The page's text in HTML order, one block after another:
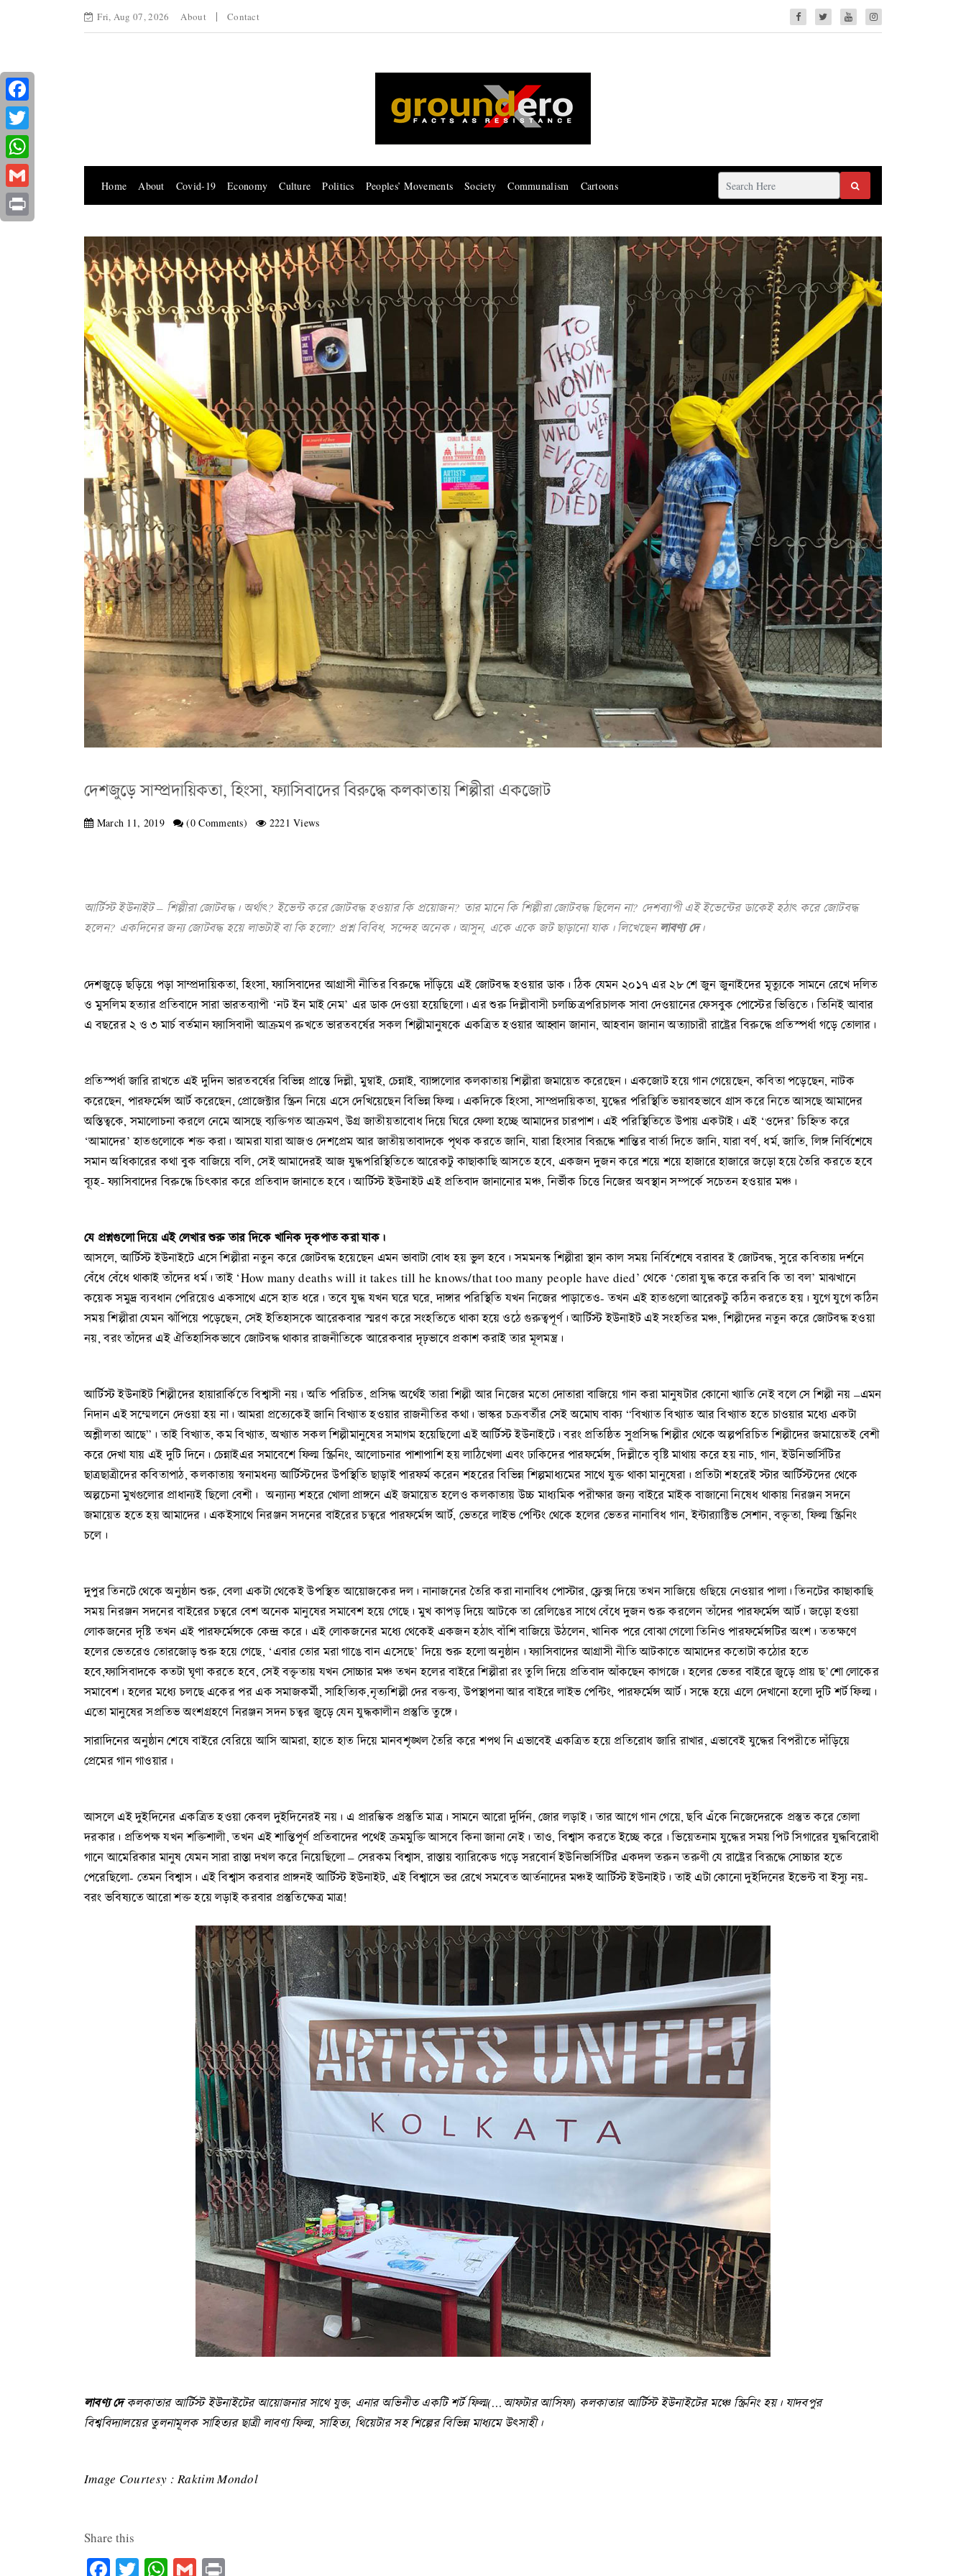
Fri, Aug 07, 2026 About Contact
Home About Covid-19 Economy Culture Politics Peoples’ Movements Society Communalism Cartoons
দেশজুড়ে সাম্প্রদায়িকতা, হিংসা, ফ্যাসিবাদের বিরুদ্ধে কলকাতায় শিল্পীরা একজোট
March 11, 2019 (0 Comments) 2221 Views
আর্টিস্ট ইউনাইট – শিল্পীরা জোটবদ্ধ। অর্থাৎ? ইভেন্ট করে জোটবদ্ধ হওয়ার কি প্রয়োজন? তার মানে কি শিল্পীরা জোটবদ্ধ ছিলেন না? দেশব্যাপী এই ইভেন্টের ডাকেই হঠাৎ করে জোটবদ্ধ
হলেন? একদিনের জন্য জোটবদ্ধ হয়ে লাভটাই বা কি হলো? প্রশ্ন বিবিধ, সন্দেহ অনেক। আসুন, একে একে জট ছাড়ানো যাক। লিখেছেনলাবণ্য দে।
দেশজুড়ে ছড়িয়ে পড়া সাম্প্রদায়িকতা, হিংসা, ফ্যাসিবাদের আগ্রাসী নীতির বিরুদ্ধে দাঁড়িয়ে এই জোটবদ্ধ হওয়ার ডাক। ঠিক যেমন ২০১৭ এর ২৮ শে জুন জুনাইদের মৃত্যুকে সামনে রেখে দলিত
ও মুসলিম হত্যার প্রতিবাদে সারা ভারতব্যাপী ‘নট ইন মাই নেম’ এর ডাক দেওয়া হয়েছিলো। এর শুরু দিল্লীবাসী চলচ্চিত্রপরিচালক সাবা দেওয়ানের ফেসবুক পোস্টের ভিত্তিতে। তিনিই আবার
এ বছরের ২ ও ৩ মার্চ বর্তমান ফ্যাসিবাদী আক্রমণ রুখতে ভারতবর্ষের সকল শিল্পীমানুষকে একত্রিত হওয়ার আহ্বান জানান, আহবান জানান অত্যাচারী রাষ্ট্রের বিরুদ্ধে প্রতিস্পর্ধা গড়ে তোলার।
প্রতিস্পর্ধা জারি রাখতে এই দুদিন ভারতবর্ষের বিভিন্ন প্রান্তে দিল্লী, মুম্বাই, চেন্নাই, ব্যাঙ্গালোর কলকাতায় শিল্পীরা জমায়েত করেছেন। একজোট হয়ে গান গেয়েছেন, কবিতা পড়েছেন, নাটক
করেছেন, পারফর্মেন্স আর্ট করেছেন, প্রোজেক্টার স্ক্রিন নিয়ে এসে দেখিয়েছেন বিভিন্ন ফিল্ম। একদিকে হিংসা, সাম্প্রদায়িকতা, যুদ্ধের পরিস্থিতি ভয়াবহভাবে গ্রাস করে নিতে আসছে আমাদের
অস্তিত্বকে, সমালোচনা করলে নেমে আসছে ব্যক্তিগত আক্রমণ, উগ্র জাতীয়তাবোধ দিয়ে ঘিরে ফেলা হচ্ছে আমাদের চারপাশ। এই পরিস্থিতিতে উপায় একটাই। এই ‘ওদের’ চিহ্নিত করে
‘আমাদের’ হাতগুলোকে শক্ত করা। আমরা যারা আজও দেশপ্রেম আর জাতীয়তাবাদকে পৃথক করতে জানি, যারা হিংসার বিরূদ্ধে শান্তির বার্তা দিতে জানি, যারা বর্ণ, ধর্ম, জাতি, লিঙ্গ নির্বিশেষে
সমান অধিকারের কথা বুক বাজিয়ে বলি, সেই আমাদেরই আজ যুদ্ধপরিস্থিতিতে আরেকটু কাছাকাছি আসতে হবে, একজন দুজন করে শয়ে শয়ে হাজারে হাজারে জড়ো হয়ে তৈরি করতে হবে
ব্যূহ- ফ্যাসিবাদের বিরুদ্ধে চিৎকার করে প্রতিবাদ জানাতে হবে। আর্টিস্ট ইউনাইট এই প্রতিবাদ জানানোর মঞ্চ, নির্ভীক চিত্তে নিজের অবস্থান সম্পর্কে সচেতন হওয়ার মঞ্চ।
যে প্রশ্নগুলো দিয়ে এই লেখার শুরু তার দিকে খানিক দৃকপাত করা যাক।
আসলে, আর্টিস্ট ইউনাইটে এসে শিল্পীরা নতুন করে জোটবদ্ধ হয়েছেন এমন ভাবাটা বোধ হয় ভুল হবে। সমমনস্ক শিল্পীরা স্থান কাল সময় নির্বিশেষে বরাবর ই জোটবদ্ধ, সুরে কবিতায় দর্শনে
বেঁধে বেঁধে থাকাই তাঁদের ধর্ম। তাই ‘How many deaths will it takes till he knows/that too many people have died’ থেকে ‘তোরা যুদ্ধ করে করবি কি তা বল’ মাঝখানে
কয়েক সমুদ্র ব্যবধান পেরিয়েও একসাথে এসে হাত ধরে। তবে যুদ্ধ যখন ঘরে ঘরে, দাঙ্গার পরিস্থিতি যখন নিজের পাড়াতেও- তখন এই হাতগুলো আরেকটু কঠিন করতে হয়। যুগে যুগে কঠিন
সময় শিল্পীরা যেমন ঝাঁপিয়ে পড়েছেন, সেই ইতিহাসকে আরেকবার স্মরণ করে সংহতিতে থাকা হয়ে ওঠে গুরুত্বপূর্ণ। আর্টিস্ট ইউনাইট এই সংহতির মঞ্চ, শিল্পীদের নতুন করে জোটবদ্ধ হওয়া
নয়, বরং তাঁদের এই ঐতিহাসিকভাবে জোটবদ্ধ থাকার রাজনীতিকে আরেকবার দৃঢ়ভাবে প্রকাশ করাই তার মূলমন্ত্র।
আর্টিস্ট ইউনাইট শিল্পীদের হায়ারার্কিতে বিশ্বাসী নয়। অতি পরিচিত, প্রসিদ্ধ অর্থেই তারা শিল্পী আর নিজের মতো দোতারা বাজিয়ে গান করা মানুষটার কোনো খ্যাতি নেই বলে সে শিল্পী নয় –এমন
নিদান এই সম্মেলনে দেওয়া হয় না। আমরা প্রত্যেকেই জানি বিখ্যাত হওয়ার রাজনীতির কথা। ভাস্কর চক্রবর্তীর সেই অমোঘ বাক্য “বিখ্যাত বিখ্যাত আর বিখ্যাত হতে চাওয়ার মধ্যে এক­­­­টা
অশ্লীলতা আছে”। তাই বিখ্যাত, কম বিখ্যাত, অখ্যাত সকল শিল্পীমানুষের সমাগম হয়েছিলো এই আর্টিস্ট ইউনাইটে। বরং প্রতিষ্ঠিত সুপ্রসিদ্ধ শিল্পীর থেকে অল্পপরিচিত শিল্পীদের জমায়েতই বেশী
করে দেখা যায় এই দুটি দিনে। চেন্নাইএর সমাবেশে ফিল্ম স্ক্রিনিং, আলোচনার পাশাপাশি হয় লাঠিখেলা এবং ঢাকিদের পারফর্মেন্স, দিল্লীতে বৃষ্টি মাথায় করে হয় নাচ, গান, ইউনিভার্সিটির
ছাত্রছাত্রীদের কবিতাপাঠ, কলকাতায় স্বনামধন্য আর্টিস্টদের উপস্থিতি ছাড়াই পারফর্ম করেন শহরের বিভিন্ন শিল্পমাধ্যমের সাথে যুক্ত থাকা মানুষেরা। প্রতিটা শহরেই স্টার আর্টিস্টদের থেকে
অল্পচেনা মুখগুলোর প্রাধান্যই ছিলো বেশী। অন্যান্য শহরে খোলা প্রাঙ্গনে এই জমায়েত হলেও কলকাতায় উচ্চ মাধ্যমিক পরীক্ষার জন্য বাইরে মাইক বাজানো নিষেধ থাকায় নিরঞ্জন সদনে
জমায়েত হতে হয় আমাদের। একইসাথে নিরঞ্জন সদনের বাইরের চত্বরে পারফর্মেন্স আর্ট, ভেতরে লাইভ পেন্টিং থেকে হলের ভেতর নানাবিধ গান, ইন্টার‍্যাক্টিভ সেশান, বক্তৃতা, ফিল্ম স্ক্রিনিং
চলে।
দুপুর তিনটে থেকে অনুষ্ঠান শুরু, বেলা একটা থেকেই উপস্থিত আয়োজকের দল। নানাজনের তৈরি করা নানাবিধ পোস্টার, ফ্লেক্স দিয়ে তখন সাজিয়ে গুছিয়ে নেওয়ার পালা। তিনটের কাছাকাছি
সময় নিরঞ্জন সদনের বাইরের চত্বরে বেশ অনেক মানুষের সমাবেশ হয়ে গেছে। মুখ কাপড় দিয়ে আটকে তা রেলিঙের সাথে বেঁধে দুজন শুরু করলেন তাঁদের পারফর্মেন্স আর্ট। জড়ো হওয়া
লোকজনের দৃষ্টি তখন এই পারফর্মেন্সকে কেন্দ্র করে। এই লোকজনের মধ্যে থেকেই একজন হঠাৎ বাঁশি বাজিয়ে উঠলেন, খানিক পরে বোঝা গেলো তিনিও পারফর্মেন্সটির অংশ। ততক্ষণে
হলের ভেতরেও তোরজোড় শুরু হয়ে গেছে, ‘এবার তোর মরা গাঙে বান এসেছে’ দিয়ে শুরু হলো অনুষ্ঠান। ফ্যাসিবাদের আগ্রাসী নীতি আটকাতে আমাদের কতোটা কঠোর হতে
হবে,ফ্যাসিবাদকে কতটা ঘৃণা করতে হবে, সেই বক্তৃতায় যখন সোচ্চার মঞ্চ তখন হলের বাইরে শিল্পীরা রং তুলি দিয়ে প্রতিবাদ আঁকছেন কাগজে। হলের ভেতর বাইরে জুড়ে প্রায় ছ’শো লোকের
সমাবেশ। হলের মধ্যে চলছে একের পর এক সমাজকর্মী, সাহিত্যিক,নৃত্যশিল্পী দের বক্তব্য, উপস্থাপনা আর বাইরে লাইভ পেন্টিং, পারফর্মেন্স আর্ট। সন্ধে হয়ে এলে দেখানো হলো দুটি শর্ট ফিল্ম।
এতো মানুষের সপ্রতিভ অংশগ্রহণে নিরঞ্জন সদন চত্বর জুড়ে যেন যুদ্ধকালীন প্রস্তুতি তুঙ্গে।
সারাদিনের অনুষ্ঠান শেষে বাইরে বেরিয়ে আসি আমরা, হাতে হাত দিয়ে মানবশৃঙ্খল তৈরি করে শপথ নি এভাবেই একত্রিত হয়ে প্রতিরোধ জারি রাখার, এভাবেই যুদ্ধের বিপরীতে দাঁড়িয়ে
প্রেমের গান গাওয়ার।
আসলে এই দুইদিনের একত্রিত হওয়া কেবল দুইদিনেরই নয়। এ প্রারম্ভিক প্রস্তুতি মাত্র। সামনে আরো দুর্দিন, জোর লড়াই। তার আগে গান গেয়ে, ছবি এঁকে নিজেদেরকে প্রস্তুত করে তোলা
দরকার। প্রতিপক্ষ যখন শক্তিশালী, তখন এই শান্তিপূর্ণ প্রতিবাদের পথেই ক্রমমুক্তি আসবে কিনা জানা নেই। তাও, বিশ্বাস করতে ইচ্ছে করে। ভিয়েতনাম যুদ্ধের সময় পিট সিগারের যুদ্ধবিরোধী
গানে আমেরিকার মানুষ যেমন সারা রাস্তা দখল করে নিয়েছিলো – সেরকম বিশ্বাস, রাস্তায় ব্যারিকেড গড়ে সরবোর্ন ইউনিভার্সিটির একদল তরুন তরুণী যে রাষ্ট্রের বিরূদ্ধে সোচ্চার হতে
পেরেছিলো- তেমন বিশ্বাস। এই বিশ্বাস করবার প্রাঙ্গনই আর্টিস্ট ইউনাইট, এই বিশ্বাসে ভর রেখে সমবেত আর্তনাদের মঞ্চই আর্টিস্ট ইউনাইট। তাই এটা কোনো দুইদিনের ইভেন্ট বা ইস্যু নয়-
বরং ভবিষ্যতে আরো শক্ত হয়ে লড়াই করবার প্রস্তুতিক্ষেত্র মাত্র!
লাবণ্য দেকলকাতার আর্টিস্ট ইউনাইটের আয়োজনার সাথে যুক্ত, এনার অভিনীত একটি শর্ট ফিল্ম(…আফটার আসিফা) কলকাতার আর্টিস্ট ইউনাইটের মঞ্চে স্ক্রিনিং হয়। যাদবপুর
বিশ্ববিদ্যালয়ের তুলনামূলক সাহিত্যর ছাত্রী লাবণ্য ফিল্ম, সাহিত্য, থিয়েটার সহ শিল্পের বিভিন্ন মাধ্যমে উৎসাহী।
Image Courtesy : Raktim Mondol
Share this
Facebook
TwitterWhatsApp
Gmail
Facebook
Twitter
WhatsApp
Gmail